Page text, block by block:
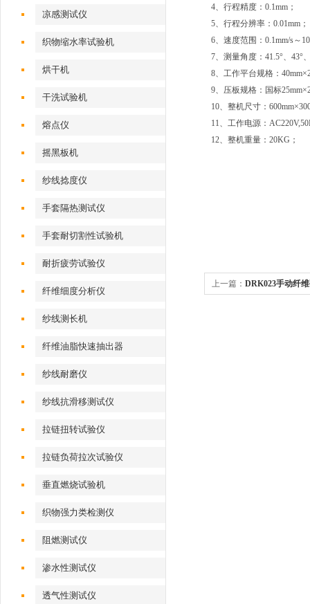
凉感测试仪
织物缩水率试验机
烘干机
干洗试验机
熔点仪
摇黑板机
纱线捻度仪
手套隔热测试仪
手套耐切割性试验机
耐折疲劳试验仪
纤维细度分析仪
纱线测长机
纤维油脂快速抽出器
纱线耐磨仪
纱线抗滑移测试仪
拉链扭转试验仪
拉链负荷拉次试验仪
垂直燃烧试验机
织物强力类检测仪
阻燃测试仪
渗水性测试仪
透气性测试仪
4、行程精度：0.1mm；
5、行程分辨率：0.01mm；
6、速度范围：0.1mm/s～
7、测量角度：41.5°、43°
8、工作平台规格：
9、压板规格：国标
10、整机尺寸：
11、工作电源：
12、整机重量：20KG；
上一篇： DRK023手动纤